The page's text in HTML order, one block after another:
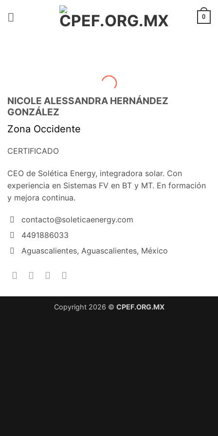
0
NICOLE ALESSANDRA HERNÁNDEZ
GONZÁLEZ
Zona Occidente
CERTIFICADO
CEO de Solética Energy, integradora solar. Con
experiencia en Sistemas FV en BT y MT. En formación
y mejora continua.
contacto@soleticaenergy.com
4491886033
Aguascalientes, Aguascalientes, México
Copyright 2026 © CPEF.ORG.MX